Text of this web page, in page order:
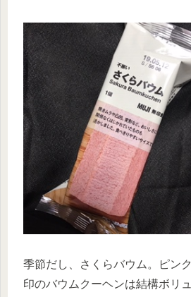
季節だし、さくらバウム。ピン
印のバウムクーヘンは結構ボリ